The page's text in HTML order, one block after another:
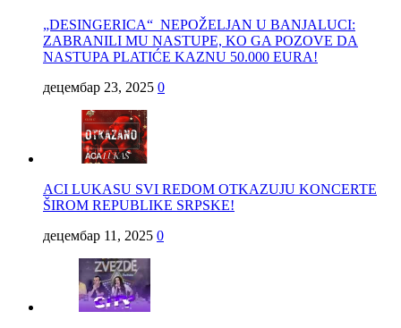
„DESINGERICA“ NEPOŽELJAN U BANJALUCI:
ZABRANILI MU NASTUPE, KO GA POZOVE DA
NASTUPA PLATIĆE KAZNU 50.000 EURA!
децембар 23, 2025 0
ACI LUKASU SVI REDOM OTKAZUJU KONCERTE
ŠIROM REPUBLIKE SRPSKE!
децембар 11, 2025 0